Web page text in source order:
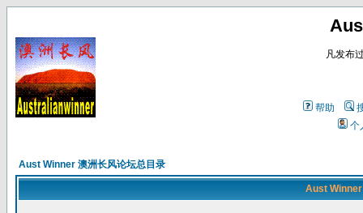
凡发布
帮助
个
Aust Winner 澳洲长风论坛总目录
Aust Winner